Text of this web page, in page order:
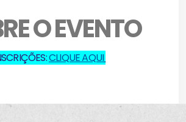
O EVENTO
CLIQUE AQUI